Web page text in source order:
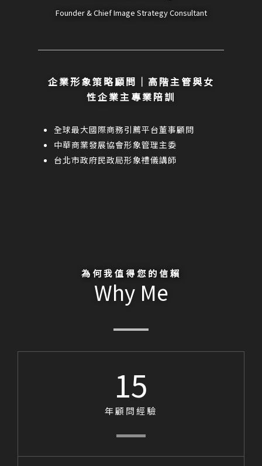
Founder & Chief Image Strategy Consultant
企業形象策略顧問｜高階主管與女
性企業主專業陪訓
全球最大國際商務引薦平台董事顧問
中華商業發展協會形象管理主委
台北市政府民政局形象禮儀講師
為何我值得您的信賴
Why Me
年顧問經驗
15